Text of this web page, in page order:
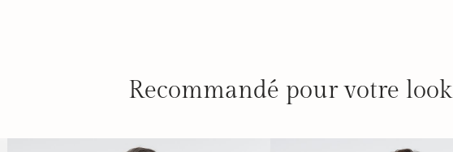
Recommandé pour votre look